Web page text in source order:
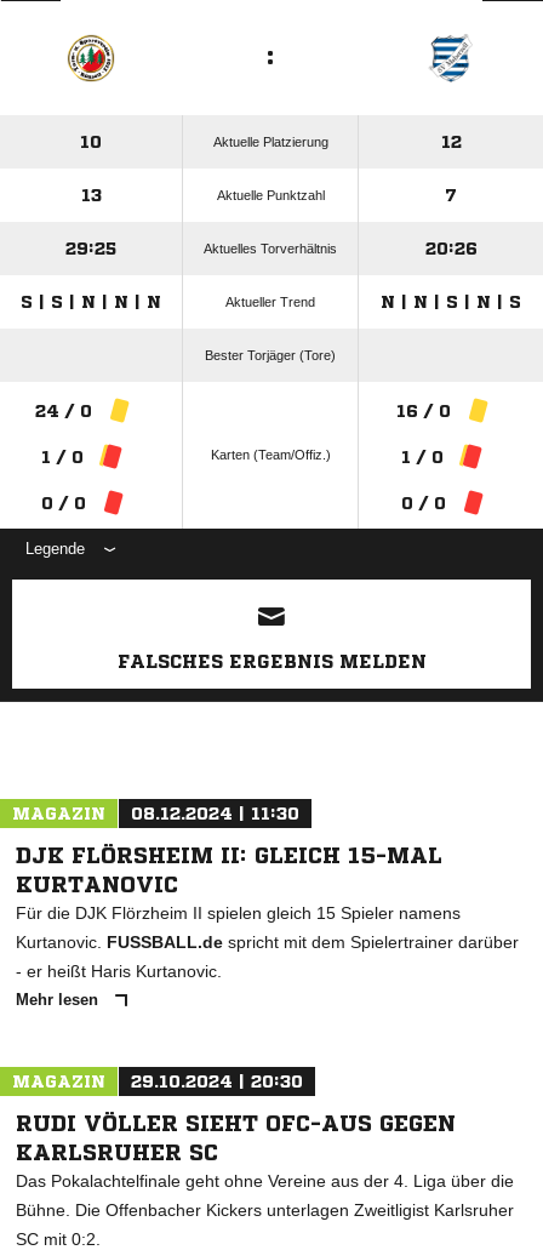
:
10 Aktuelle Platzierung 12
13 Aktuelle Punktzahl 7
29:25 Aktuelles Torverhältnis 20:26
S | S | N | N | N Aktueller Trend N | N | S | N | S
Bester Torjäger (Tore)
24 / 0
1 / 0
0 / 0
Karten (Team/Offiz.)
16 / 0
1 / 0
0 / 0
Legende
ANZEIGE
FALSCHES ERGEBNIS MELDEN
MAGAZIN 08.12.2024 | 11:30
DJK FLÖRSHEIM II: GLEICH 15-MAL
KURTANOVIC
Für die DJK Flörzheim II spielen gleich 15 Spieler namens
Kurtanovic. FUSSBALL.de spricht mit dem Spielertrainer darüber
- er heißt Haris Kurtanovic.
Mehr lesen
MAGAZIN 29.10.2024 | 20:30
RUDI VÖLLER SIEHT OFC-AUS GEGEN
KARLSRUHER SC
Das Pokalachtelfinale geht ohne Vereine aus der 4. Liga über die
Bühne. Die Offenbacher Kickers unterlagen Zweitligist Karlsruher
SC mit 0:2.